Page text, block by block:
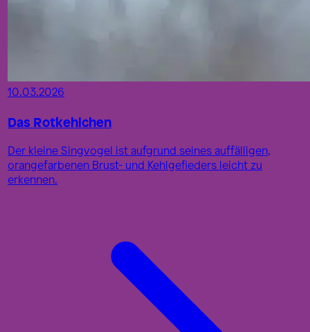
10.03.2026
Das Rotkehlchen
Der kleine Singvogel ist aufgrund seines auffälligen,
orangefarbenen Brust- und Kehlgefieders leicht zu
erkennen.